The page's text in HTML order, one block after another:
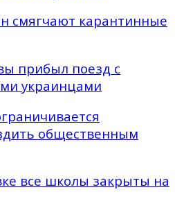
смягчают карантинные
прибыл поезд с
украинцами
общественным
все школы закрыты на